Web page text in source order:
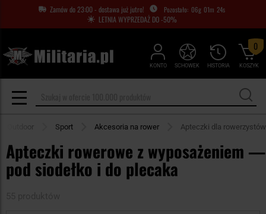
Zamów do 23:00 - dostawa już jutro! 06g 01m 22s
LETNIA WYPRZEDAŻ DO -50%
KONTO HISTORIA
SCHOWEK KOSZYK
0
Outdoor Sport Akcesoria na rower Apteczki dla rowerzystów
Apteczki rowerowe z wyposażeniem —
pod siodełko i do plecaka